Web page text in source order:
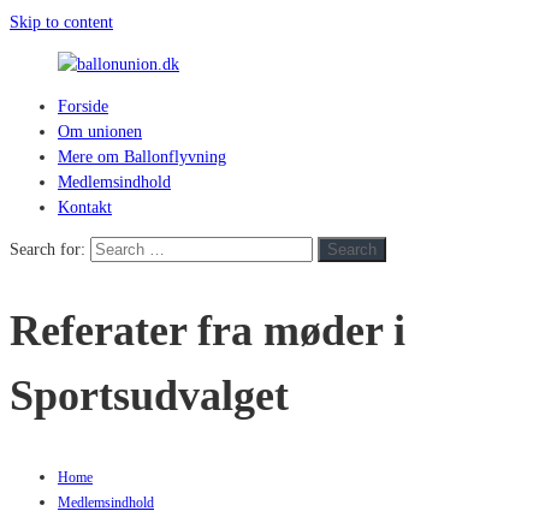
Skip to content
ballonunion.dk
hvad
blæser
Forside
Om unionen
Mere om Ballonflyvning
Medlemsindhold
Kontakt
Search for: Search
Referater fra møder i
Sportsudvalget
Home
Medlemsindhold